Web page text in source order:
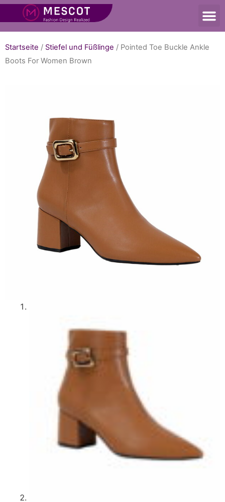
Startseite / Stiefel und Füßlinge / Pointed Toe Buckle Ankle
Boots For Women Brown